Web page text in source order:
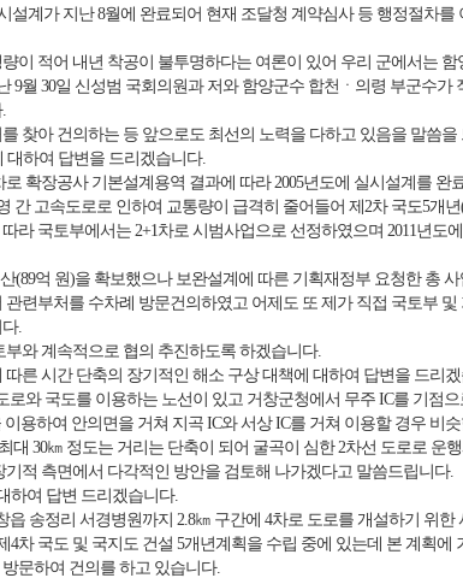
계가 지난 8월에 완료되어 현재 조달청 계약심사 등 행정절차를
이 적어 내년 착공이 불투명하다는 여론이 있어 우리 군에서는
9월 30일 신성범 국회의원과 저와 함양군수 합천ㆍ의령 부군수
찾아 건의하는 등 앞으로도 최선의 노력을 다하고 있음을 말씀을
대하여 답변을 드리겠습니다.
확장공사 기본설계용역 결과에 따라 2005년도에 실시설계를 완
간 고속도로로 인하여 교통량이 급격히 줄어들어 제2차 국도5개
라 국토부에서는 2+1차로 시범사업으로 선정하였으며 2011년도
(89억 원)을 확보했으나 보완설계에 따른 기획재정부 요청한 총
련부처를 수차례 방문건의하였고 어제도 또 제가 직접 국토부
.
와 계속적으로 협의 추진하도록 하겠습니다.
른 시간 단축의 장기적인 해소 구상 대책에 대하여 답변을 드리
와 국도를 이용하는 노선이 있고 거창군청에서 무주 IC를 기점
용하여 안의면을 거쳐 지곡 IC와 서상 IC를 거쳐 이용할 경우 비
대 30㎞ 정도는 거리는 단축이 되어 굴곡이 심한 2차선 도로로 운
적 측면에서 다각적인 방안을 검토해 나가겠다고 말씀드립니다.
하여 답변 드리겠습니다.
송정리 서경병원까지 2.8㎞ 구간에 4차로 도로를 개설하기 위
차 국도 및 국지도 건설 5개년계획을 수립 중에 있는데 본 계획
문하여 건의를 하고 있습니다.